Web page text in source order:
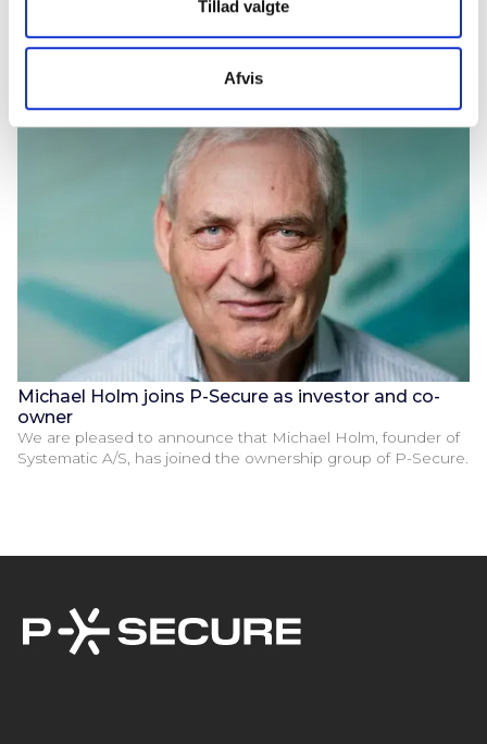
Tillad valgte
Afvis
som dokumentation for et gennemført baggrundstjek
Michael Holm joins P-Secure as investor and co-
owner
We are pleased to announce that Michael Holm, founder of
Systematic A/S, has joined the ownership group of P-Secure.